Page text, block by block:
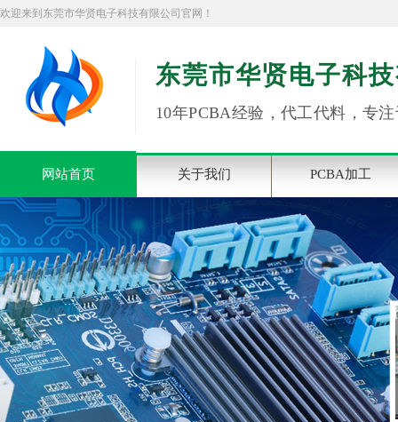
欢迎来到东莞市华贤电子科技有限公司官网！
东莞市华贤电子科
10年PCBA经验，代工代料，专
网站首页 关于我们 PCBA加工